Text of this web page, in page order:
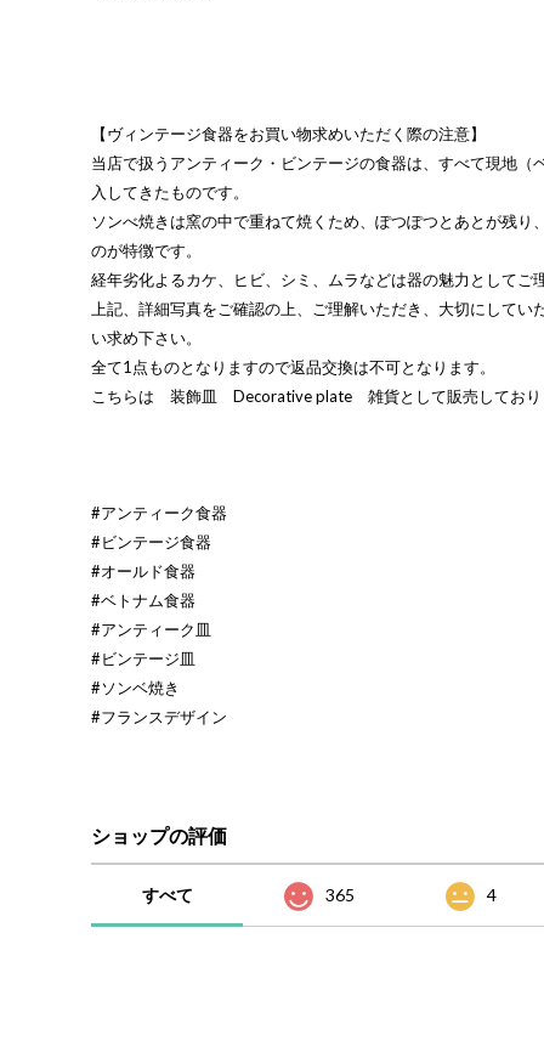
【ヴィンテージ食器をお買い物求めいただく際の注意】
当店で扱うアンティーク・ビンテージの食器は、すべて現地（
入してきたものです。
ソンべ焼きは窯の中で重ねて焼くため、ぽつぽつとあとが残り
のが特徴です。
経年劣化よるカケ、ヒビ、シミ、ムラなどは器の魅力としてご
上記、詳細写真をご確認の上、ご理解いただき、大切にしてい
い求め下さい。
全て1点ものとなりますので返品交換は不可となります。
こちらは 装飾皿 Decorative plate 雑貨として販売しており
#アンティーク食器
#ビンテージ食器
#オールド食器
#ベトナム食器
#アンティーク皿
#ビンテージ皿
#ソンベ焼き
#フランスデザイン
ショップの評価
すべて 365 4